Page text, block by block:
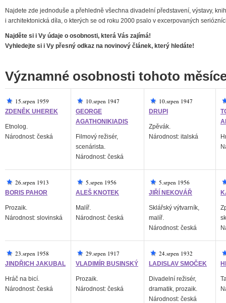
Najdete zde jednoduše a přehledně všechna divadelní představení, výstavy,
i architektonická díla, o kterých se od roku 2000 psalo v excerpovaných
Najděte si i Vy údaje o osobnosti, která Vás zajímá!
Vyhledejte si i Vy přesný odkaz na novinový článek, který hledáte!
Významné osobnosti tohoto
15.srpen 1959
ZDENĚK UHEREK
Etnolog.
Národnost: česká
10.srpen 1947
GEORGE
AGATHONIKIADIS
Filmový režisér,
scenárista.
Národnost: česká
10.srpen 1947
DRUPI
Zpěvák.
Národnost: italská
26.srpen 1913
BORIS PAHOR
Prozaik.
Národnost: slovinská
5.srpen 1956
ALEŠ KNOTEK
Malíř.
Národnost: česká
5.srpen 1956
JIŘÍ NEKOVÁŘ
Sklářský výtvarník,
malíř.
Národnost: česká
23.srpen 1958
JINDŘICH JAKUBAL
Hráč na bicí.
Národnost: česká
29.srpen 1917
VLADIMÍR BUSINSKÝ
Prozaik.
Národnost: česká
24.srpen 1932
LADISLAV SMOČEK
Divadelní režisér,
dramatik, prozaik.
Národnost: česká